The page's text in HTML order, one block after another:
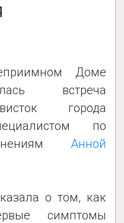
Доме
встреча
города
по
Анной
о том, как
симптомы